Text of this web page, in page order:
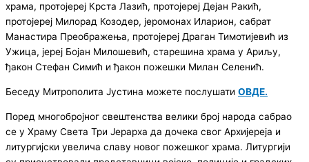
храма, протојереј Крста Лазић, протојереј Дејан Ракић,
протојереј Милорад Козодер, јеромонах Иларион, сабрат
Манастира Преображења, протојереј Драган Тимотијевић из
Ужица, јереј Бојан Милошевић, старешина храма у Ариљу,
ђакон Стефан Симић и ђакон пожешки Милан Селенић.
Беседу Митрополита Јустина можете послушати ОВДЕ.
Поред многобројног свештенства велики број народа сабрао
се у Храму Света Три Јерарха да дочека свог Архијереја и
литургијски увелича славу новог пожешког храма. Литургији